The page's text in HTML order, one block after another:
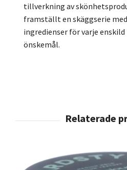
tillverkning av
framställt en skäggserie
ingredienser för varje
önskemål.